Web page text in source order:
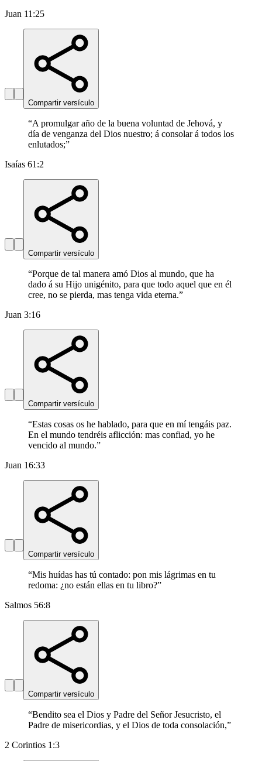
Juan 11:25
Compartir versículo
“A promulgar año de la buena voluntad de Jehová, y
día de venganza del Dios nuestro; á consolar á todos los
enlutados;”
Isaías 61:2
Compartir versículo
“Porque de tal manera amó Dios al mundo, que ha
dado á su Hijo unigénito, para que todo aquel que en él
cree, no se pierda, mas tenga vida eterna.”
Juan 3:16
Compartir versículo
“Estas cosas os he hablado, para que en mí tengáis paz.
En el mundo tendréis aflicción: mas confiad, yo he
vencido al mundo.”
Juan 16:33
Compartir versículo
“Mis huídas has tú contado: pon mis lágrimas en tu
redoma: ¿no están ellas en tu libro?”
Salmos 56:8
Compartir versículo
“Bendito sea el Dios y Padre del Señor Jesucristo, el
Padre de misericordias, y el Dios de toda consolación,”
2 Corintios 1:3